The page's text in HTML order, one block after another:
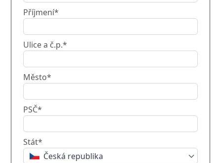
Příjmení*
Ulice a č.p.*
Město*
PSČ*
Stát*
Česká republika